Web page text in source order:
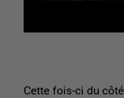
Cette fois-ci du